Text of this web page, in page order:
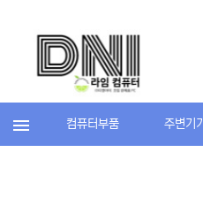
컴퓨터부품 주변기기